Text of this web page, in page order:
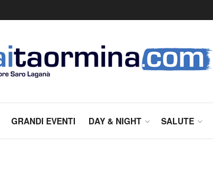
GRANDI EVENTI DAY & NIGHT SALUTE